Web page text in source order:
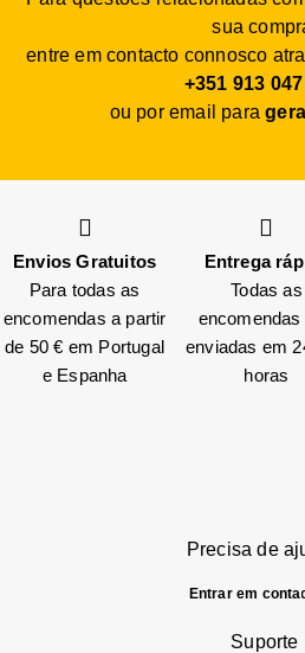
sua
entre em contacto connosco
+351 913
ou por email para
Envios Gratuitos
Para todas as
encomendas a partir
de 50 € em Portugal
e Espanha
Entrega
Todas as
encomendas
enviadas em
horas
Precisa de
Entrar em
Suporte